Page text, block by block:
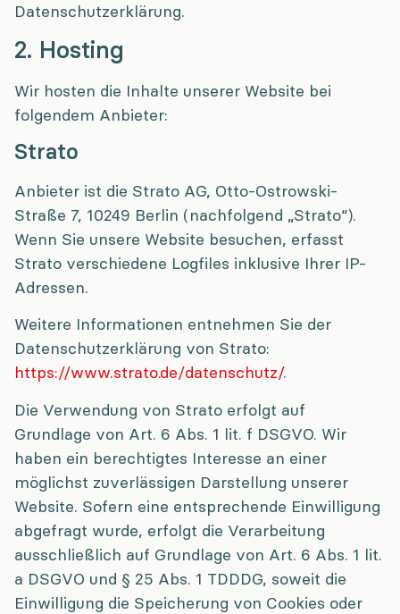
Datenschutzerklärung.
2. Hosting
Wir hosten die Inhalte unserer Website bei
folgendem Anbieter:
Strato
Anbieter ist die Strato AG, Otto-Ostrowski-
Straße 7, 10249 Berlin (nachfolgend „Strato“).
Wenn Sie unsere Website besuchen, erfasst
Strato verschiedene Logfiles inklusive Ihrer IP-
Adressen.
Weitere Informationen entnehmen Sie der
Datenschutzerklärung von Strato:
https://www.strato.de/datenschutz/.
Die Verwendung von Strato erfolgt auf
Grundlage von Art. 6 Abs. 1 lit. f DSGVO. Wir
haben ein berechtigtes Interesse an einer
möglichst zuverlässigen Darstellung unserer
Website. Sofern eine entsprechende Einwilligung
abgefragt wurde, erfolgt die Verarbeitung
ausschließlich auf Grundlage von Art. 6 Abs. 1 lit.
a DSGVO und § 25 Abs. 1 TDDDG, soweit die
Einwilligung die Speicherung von Cookies oder